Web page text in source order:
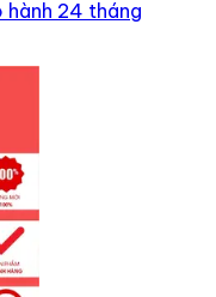
hành 24 tháng